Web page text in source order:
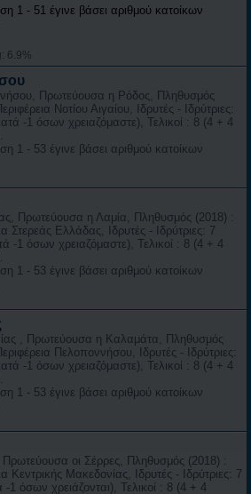
1 - 51 έγινε βάσει αριθμού κατοίκων
6.9%
Πρωτεύουσα η Ρόδος, Πληθυσμός
Νοτίου Αιγαίου, Ιδρυτές - Ιδρύτριες:
κατά -1 όσων χρειαζόμαστε), Τελικοί : 8 (4 + 4
1 - 53 έγινε βάσει αριθμού κατοίκων
Πρωτεύουσα η Λαμία, Πληθυσμός (2018) :
Στερεάς Ελλάδας, Ιδρυτές - Ιδρύτριες: 7
-1 όσων χρειαζόμαστε), Τελικοί : 8 (4 + 4
1 - 53 έγινε βάσει αριθμού κατοίκων
, Πρωτεύουσα η Καλαμάτα, Πληθυσμός
Πελοποννήσου, Ιδρυτές - Ιδρύτριες:
κατά -1 όσων χρειαζόμαστε), Τελικοί : 8 (4 + 4
1 - 53 έγινε βάσει αριθμού κατοίκων
οι Σέρρες, Πληθυσμός (2018) :
Κεντρικής Μακεδονίας, Ιδρυτές - Ιδρύτριες: 7
-1 όσων χρειάζονται), Τελικοί : 8 (4 + 4